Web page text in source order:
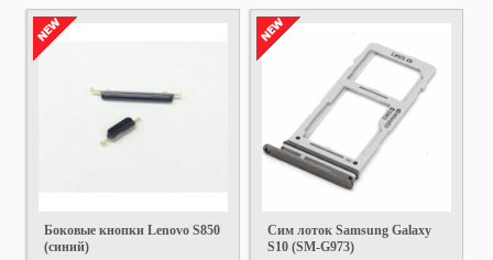
Боковые кнопки Lenovo S850
(синий)
Сим лоток Samsung Galaxy
S10 (SM-G973)